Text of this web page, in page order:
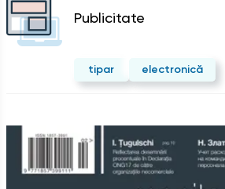
Publicitate
tipar electronică